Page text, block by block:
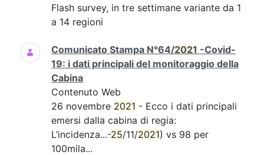
Flash survey, in tre settimane variante da 1
a 14 regioni
Comunicato Stampa N°64/2021 -Covid-
19: i dati principali del monitoraggio della
Cabina
Contenuto Web
26 novembre 2021 - Ecco i dati principali
emersi dalla cabina di regia:
L’incidenza...-25/11/2021) vs 98 per
100mila...